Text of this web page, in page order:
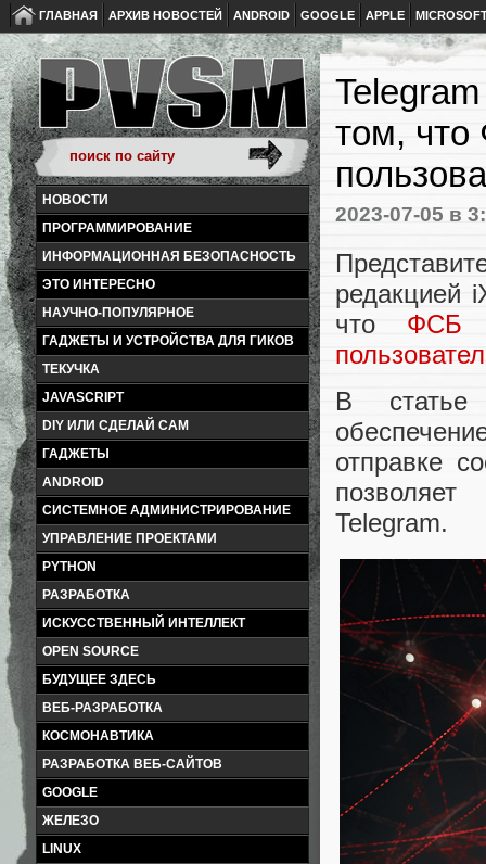
ГЛАВНАЯ АРХИВ НОВОСТЕЙ ANDROID GOOGLE APPLE
НОВОСТИ
ПРОГРАММИРОВАНИЕ
ИНФОРМАЦИОННАЯ БЕЗОПАСНОСТЬ
ЭТО ИНТЕРЕСНО
НАУЧНО-ПОПУЛЯРНОЕ
ГАДЖЕТЫ И УСТРОЙСТВА ДЛЯ ГИКОВ
ТЕКУЧКА
JAVASCRIPT
DIY ИЛИ СДЕЛАЙ САМ
ГАДЖЕТЫ
ANDROID
СИСТЕМНОЕ АДМИНИСТРИРОВАНИЕ
УПРАВЛЕНИЕ ПРОЕКТАМИ
PYTHON
РАЗРАБОТКА
ИСКУССТВЕННЫЙ ИНТЕЛЛЕКТ
OPEN SOURCE
БУДУЩЕЕ ЗДЕСЬ
ВЕБ-РАЗРАБОТКА
КОСМОНАВТИКА
РАЗРАБОТКА ВЕБ-САЙТОВ
GOOGLE
ЖЕЛЕЗО
LINUX
том,
2023-07-05 в
редакцией
что ФСБ
В статье
отправке
Telegram.